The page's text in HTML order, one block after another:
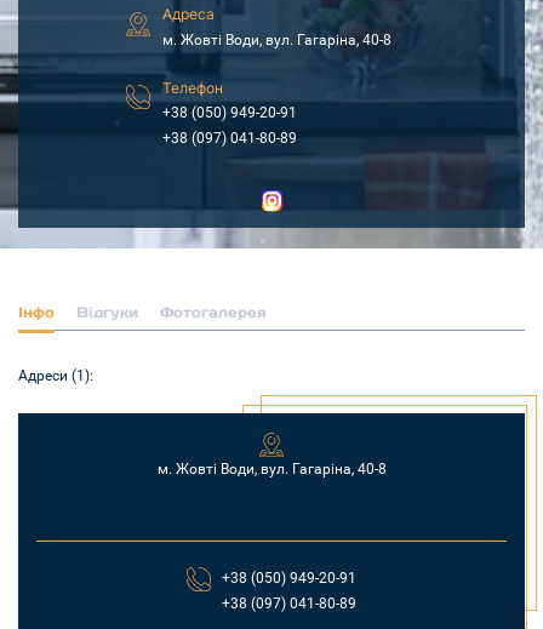
Адреса
м. Жовті Води, вул. Гагаріна, 40-8
Телефон
+38 (050) 949-20-91
+38 (097) 041-80-89
Інфо Відгуки Фотогалерея
Адреси (1):
м. Жовті Води, вул. Гагаріна, 40-8
+38 (050) 949-20-91
+38 (097) 041-80-89